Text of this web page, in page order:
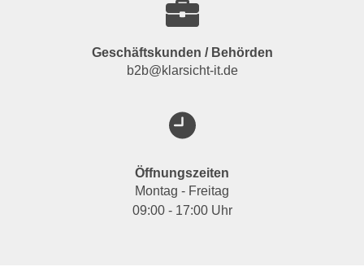
Geschäftskunden / Behörden
b2b@klarsicht-it.de
Öffnungszeiten
Montag - Freitag
09:00 - 17:00 Uhr